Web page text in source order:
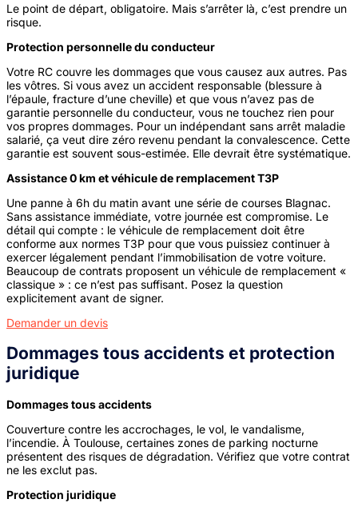
Le point de départ, obligatoire. Mais s’arrêter là, c’est prendre un
risque.
Protection personnelle du conducteur
Votre RC couvre les dommages que vous causez aux autres. Pas
les vôtres. Si vous avez un accident responsable (blessure à
l’épaule, fracture d’une cheville) et que vous n’avez pas de
garantie personnelle du conducteur, vous ne touchez rien pour
vos propres dommages. Pour un indépendant sans arrêt maladie
salarié, ça veut dire zéro revenu pendant la convalescence. Cette
garantie est souvent sous-estimée. Elle devrait être systématique.
Assistance 0 km et véhicule de remplacement T3P
Une panne à 6h du matin avant une série de courses Blagnac.
Sans assistance immédiate, votre journée est compromise. Le
détail qui compte : le véhicule de remplacement doit être
conforme aux normes T3P pour que vous puissiez continuer à
exercer légalement pendant l’immobilisation de votre voiture.
Beaucoup de contrats proposent un véhicule de remplacement «
classique » : ce n’est pas suffisant. Posez la question
explicitement avant de signer.
Demander un devis
Dommages tous accidents et protection
juridique
Dommages tous accidents
Couverture contre les accrochages, le vol, le vandalisme,
l’incendie. À Toulouse, certaines zones de parking nocturne
présentent des risques de dégradation. Vérifiez que votre contrat
ne les exclut pas.
Protection juridique